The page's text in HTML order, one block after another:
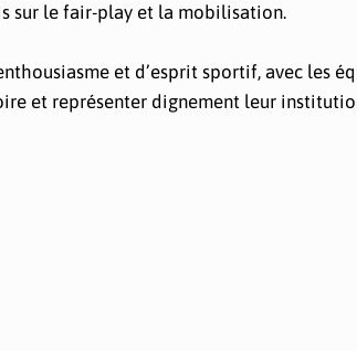
sur le fair-play et la mobilisation.
et d’esprit sportif, avec les
et représenter dignement leur